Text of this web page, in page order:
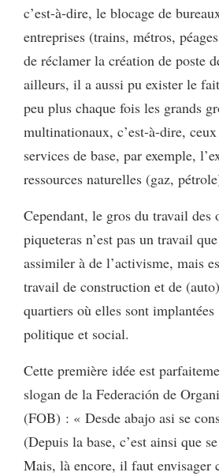
c’est-à-dire, le blocage de
entreprises (trains, métros,
de réclamer la création de poste
ailleurs, il a aussi pu exister le
peu plus chaque fois les grands
multinationaux, c’est-à-dire,
services de base, par exemple,
ressources naturelles (gaz,
Cependant, le gros du travail des
piqueteras n’est pas un travail
assimiler à de l’activisme, mais
travail de construction et de
quartiers où elles sont
politique et social.
Cette première idée est
slogan de la Federación de
(FOB) : « Desde abajo asi se
(Depuis la base, c’est ainsi que
Mais, là encore, il faut envisager